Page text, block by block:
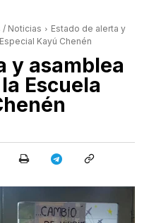
/ Noticias
Estado de alerta y
Kayú Chenén
y asamblea
Escuela